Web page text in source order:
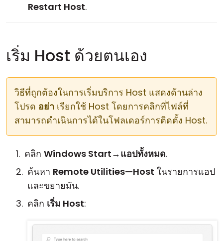
Restart Host.
เริ่ม Host ด้วยตนเอง
วิธีที่ถูกต้องในการเริ่มบริการ Host แสดงด้านล่าง
โปรด อย่า เรียกใช้ Host โดยการคลิกที่ไฟล์ที่
สามารถดำเนินการได้ในโฟลเดอร์การติดตั้ง Host.
คลิก Windows Start→แอปทั้งหมด.
ค้นหา Remote Utilities—Host ในรายการแอป
และขยายมัน.
คลิก เริ่ม Host: